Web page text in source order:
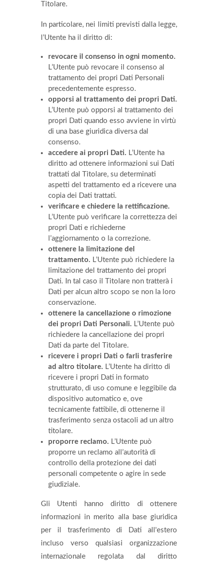
Titolare.
In particolare, nei limiti previsti dalla legge,
l’Utente ha il diritto di:
revocare il consenso in ogni momento.
L’Utente può revocare il consenso al
trattamento dei propri Dati Personali
precedentemente espresso.
opporsi al trattamento dei propri Dati.
L’Utente può opporsi al trattamento dei
propri Dati quando esso avviene in virtù
di una base giuridica diversa dal
consenso.
accedere ai propri Dati. L’Utente ha
diritto ad ottenere informazioni sui Dati
trattati dal Titolare, su determinati
aspetti del trattamento ed a ricevere una
copia dei Dati trattati.
verificare e chiedere la rettificazione.
L’Utente può verificare la correttezza dei
propri Dati e richiederne
l’aggiornamento o la correzione.
ottenere la limitazione del
trattamento. L’Utente può richiedere la
limitazione del trattamento dei propri
Dati. In tal caso il Titolare non tratterà i
Dati per alcun altro scopo se non la loro
conservazione.
ottenere la cancellazione o rimozione
dei propri Dati Personali. L’Utente può
richiedere la cancellazione dei propri
Dati da parte del Titolare.
ricevere i propri Dati o farli trasferire
ad altro titolare. L’Utente ha diritto di
ricevere i propri Dati in formato
strutturato, di uso comune e leggibile da
dispositivo automatico e, ove
tecnicamente fattibile, di ottenerne il
trasferimento senza ostacoli ad un altro
titolare.
proporre reclamo. L’Utente può
proporre un reclamo all’autorità di
controllo della protezione dei dati
personali competente o agire in sede
giudiziale.
Gli Utenti hanno diritto di ottenere
informazioni in merito alla base giuridica
per il trasferimento di Dati all'estero
incluso verso qualsiasi organizzazione
internazionale regolata dal diritto